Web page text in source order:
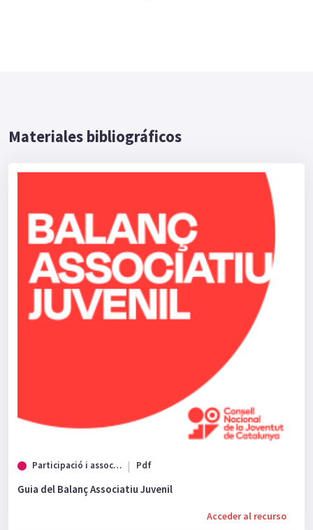
Materiales bibliográficos
Participació i associacionisme Pdf
Guia del Balanç Associatiu Juvenil
Acceder al recurso